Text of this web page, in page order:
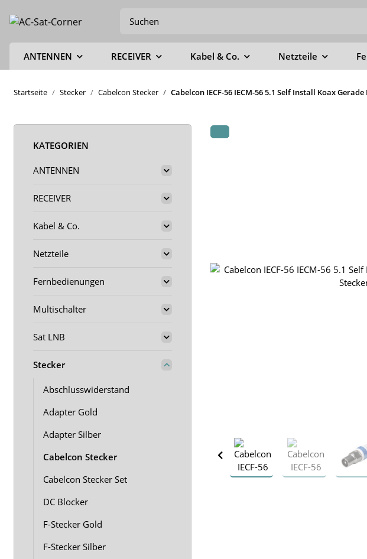
ANTENNEN RECEIVER Kabel & Co. Netzteile
Startseite Stecker Cabelcon Stecker Cabelcon IECF-56 IECM-56 5.1 Self Install Koax
KATEGORIEN
ANTENNEN
RECEIVER
Kabel & Co.
Netzteile
Fernbedienungen
Multischalter
Sat LNB
Stecker
Abschlusswiderstand
Adapter Gold
Adapter Silber
Cabelcon Stecker
Cabelcon Stecker Set
DC Blocker
F-Stecker Gold
F-Stecker Silber